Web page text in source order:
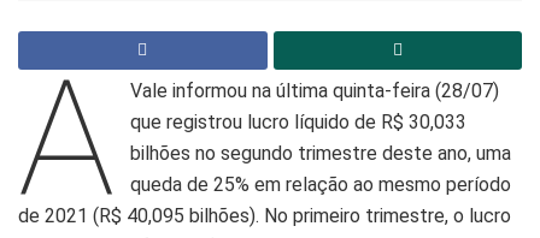
A
Vale informou na última quinta-feira (28/07)
que registrou lucro líquido de R$ 30,033
bilhões no segundo trimestre deste ano, uma
queda de 25% em relação ao mesmo período
de 2021 (R$ 40,095 bilhões). No primeiro trimestre, o lucro